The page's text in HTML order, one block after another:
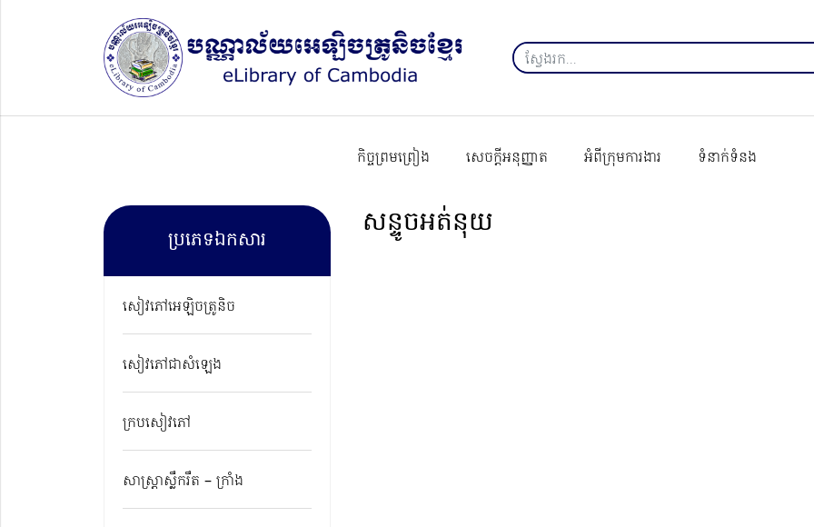
កិច្ចព្រមព្រៀង សេចក្ដីអនុញ្ញាត អំពីក្រុមការងារ ទំនាក់ទំនង
ប្រភេទឯកសារ
សៀវភៅអេឡិចត្រូនិច
សៀវភៅជាសំឡេង
ក្របសៀវភៅ
សាស្ត្រាស្លឹករឹត – ក្រាំង
សន្ទូចអត់នុយ